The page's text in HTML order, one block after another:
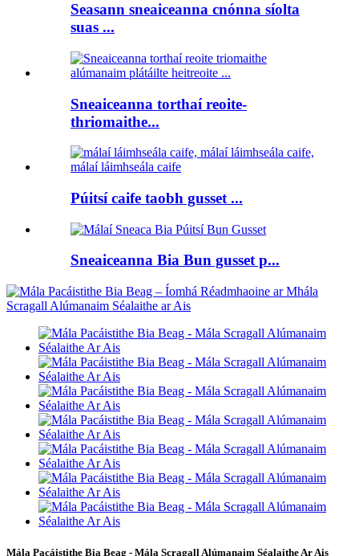
Seasann sneaiceanna cnónna síolta
suas ...
Sneaiceanna torthaí reoite-
thriomaithe...
Púitsí caife taobh gusset ...
Sneaiceanna Bia Bun gusset p...
Mála Pacáistithe Bia Beag - Mála Scragall Alúmanaim Séalaithe Ar Ais